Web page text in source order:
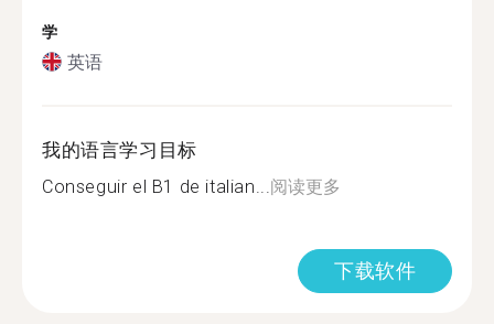
学
英语
我的语言学习目标
Conseguir el B1 de italian... 阅读更多
下载软件